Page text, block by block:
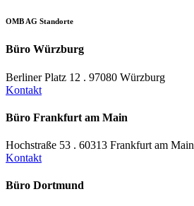
OMB AG Standorte
Büro Würzburg
Berliner Platz 12 . 97080 Würzburg
Kontakt
Büro Frankfurt am Main
Hochstraße 53 . 60313 Frankfurt am Main
Kontakt
Büro Dortmund